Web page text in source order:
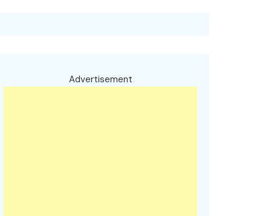
Advertisement